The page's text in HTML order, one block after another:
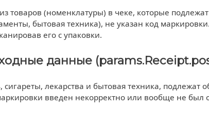
товаров (номенклатуры) в чеке, которые
бытовая техника), не указан код
его с упаковки.
данные
сигареты, лекарства и бытовая техника, подлежат
введен некорректно или вообще не был